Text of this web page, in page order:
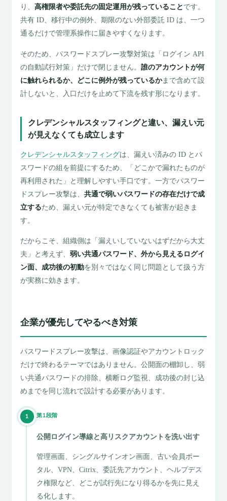
り、高権限者や委託先の固定運用が残っていること です。
共有 ID、移行中の例外、期限のない外部委託 ID は、一つ
通るだけで管理系操作に届きやすくなります。
そのため、パスワードスプレー攻撃対策は「ログイン API
の自動試行対策」だけで閉じません。誰のアカウントが何
に触れられるか、どこに例外が残っているかまで含めて設
計しないと、入口だけを止めて下流を残す形になります。
クレデンシャルスタッフィングと違い、漏えい元
が見えなくても成立します
クレデンシャルスタッフィングは、漏えい済みの ID とパ
スワードの組を前提にするため、「どこかで漏れたものが
再利用された」と理解しやすい手口です。一方でパスワー
ドスプレー攻撃は、共通で弱いパスワードの存在だけで成
立するため、漏えい元が特定できなくても被害が起きま
す。
だからこそ、組織側は「漏えいしていないはずだから大丈
夫」と考えず、弱い共通パスワード、外から見えるログイ
ン面、成功後の初動を別々ではなく同じ問題として扱う方
が実務に効きます。
企業が優先してやるべき対策
パスワードスプレー攻撃は、画像認証やアカウントロック
だけで終わるテーマではありません。公開面の棚卸し、弱
い共通パスワードの排除、横断ログ監視、成功後の封じ込
めまでを同じ流れで設計する必要があります。
1 第1段階
公開ログイン導線と高リスクアカウントを洗い出す
管理画面、シングルサインオン画面、古い会員ポー
タル、VPN、Citrix、委託先アカウント、ヘルプデス
ク権限など、どこが試行先になり得るかを先に見え
る化します。